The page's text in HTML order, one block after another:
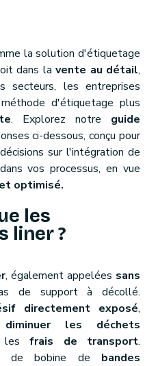
la solution d'étiquetage
dans lavente au détail,
secteurs, les entreprises
d'étiquetage plus
. Explorez notre guide
ci-dessous, conçu pour
sur l'intégration de
vos processus, en vue
optimisé.
les
liner ?
, également appelées sans
de support à décollé.
directement exposé,
diminuer les déchets
les frais de transport.
de bobine de bandes